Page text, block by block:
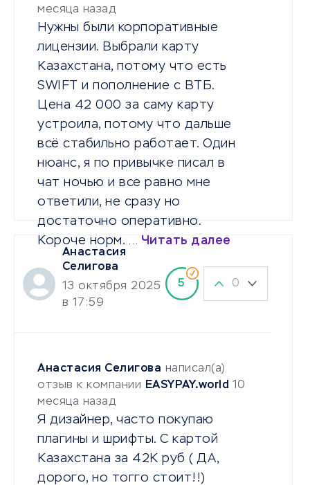
месяца назад
Нужны были корпоративные
лицензии. Выбрали карту
Казахстана, потому что есть
SWIFT и пополнение с ВТБ.
Цена 42 000 за саму карту
устроила, потому что дальше
всё стабильно работает. Один
нюанс, я по привычке писал в
чат ночью и все равно мне
ответили, не сразу но
достаточно оперативно.
Короче норм. … Читать далее
Анастасия
Селигова
13 октября 2025
в 17:59
5 0
Анастасия Селигова написал(а)
отзыв к компании EASYPAY.world 10
месяца назад
Я дизайнер, часто покупаю
плагины и шрифты. С картой
Казахстана за 42К руб ( ДА,
дорого, но тогго стоит!!)